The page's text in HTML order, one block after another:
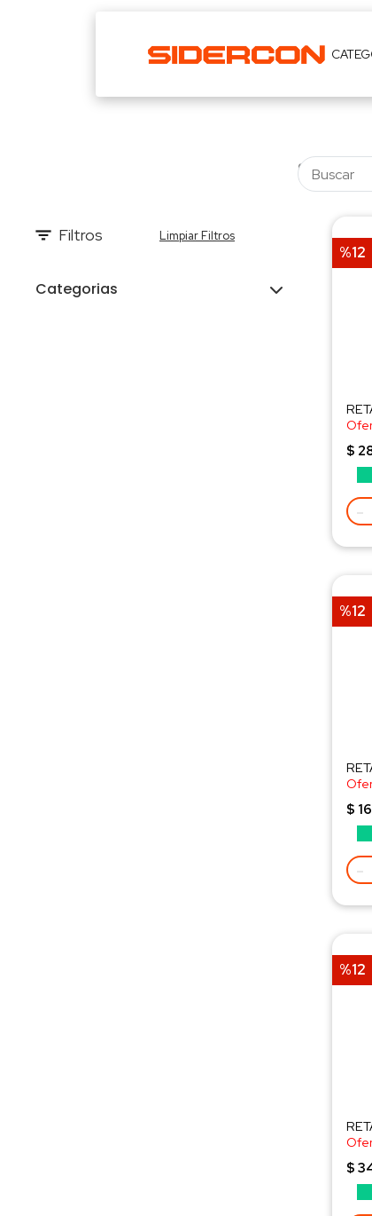
Filtros Limpiar Filtros
Categorias
%12
$
-
%12
$
-
%12
$